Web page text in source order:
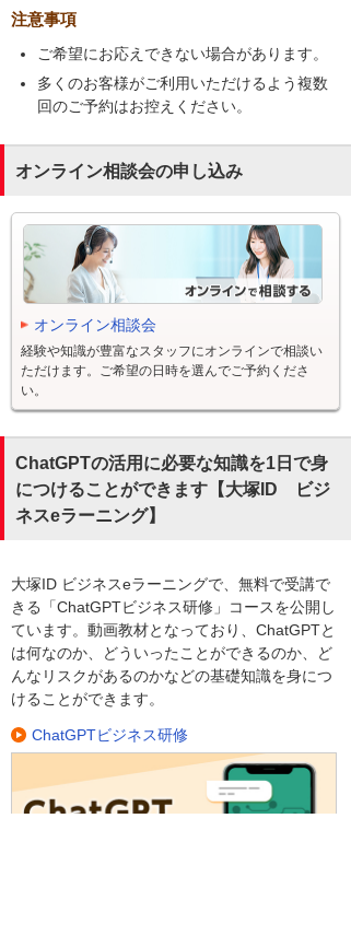
注意事項
ご希望にお応えできない場合があります。
多くのお客様がご利用いただけるよう複数
回のご予約はお控えください。
オンライン相談会の申し込み
オンライン相談会
経験や知識が豊富なスタッフにオンラインで相談い
ただけます。ご希望の日時を選んでご予約くださ
い。
ChatGPTの活用に必要な知識を1日で身
につけることができます【大塚ID ビジ
ネスeラーニング】
大塚ID ビジネスeラーニングで、無料で受講で
きる「ChatGPTビジネス研修」コースを公開し
ています。動画教材となっており、ChatGPTと
は何なのか、どういったことができるのか、ど
んなリスクがあるのかなどの基礎知識を身につ
けることができます。
ChatGPTビジネス研修